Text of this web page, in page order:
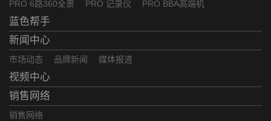
PRO 6路360全景
PRO 记录仪 PRO BBA高端机
蓝色帮手
新闻中心
市场动态 品牌新闻 媒体报道
视频中心
销售网络
销售网络